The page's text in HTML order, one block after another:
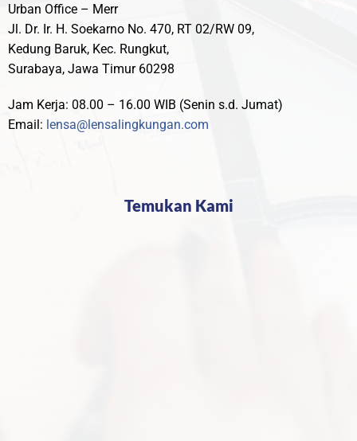
Urban Office – Merr
Jl. Dr. Ir. H. Soekarno No. 470, RT 02/RW 09,
Kedung Baruk, Kec. Rungkut,
Surabaya, Jawa Timur 60298
Jam Kerja: 08.00 – 16.00 WIB (Senin s.d. Jumat)
Email: lensa@lensalingkungan.com
Temukan Kami